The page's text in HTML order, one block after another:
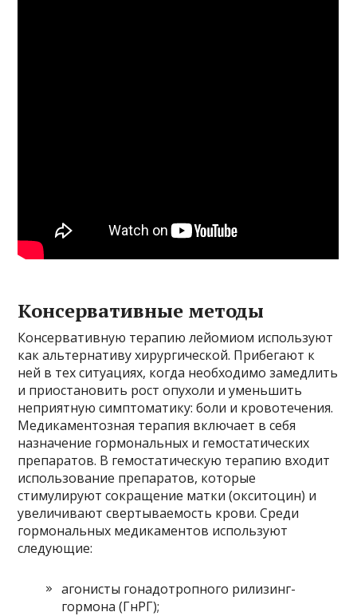
Консервативные методы
Консервативную терапию лейомиом используют
как альтернативу хирургической. Прибегают к
ней в тех ситуациях, когда необходимо замедлить
и приостановить рост опухоли и уменьшить
неприятную симптоматику: боли и кровотечения.
Медикаментозная терапия включает в себя
назначение гормональных и гемостатических
препаратов. В гемостатическую терапию входит
использование препаратов, которые
стимулируют сокращение матки (окситоцин) и
увеличивают свертываемость крови. Среди
гормональных медикаментов используют
следующие:
агонисты гонадотропного рилизинг-
гормона (ГнРГ);